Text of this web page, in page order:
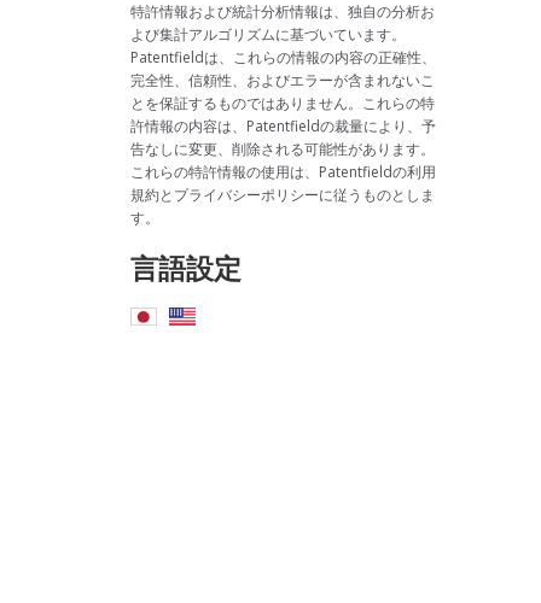
特許情報および統計分析情報は、独自の分析お
よび集計アルゴリズムに基づいています。
Patentfieldは、これらの情報の内容の正確性、
完全性、信頼性、およびエラーが含まれないこ
とを保証するものではありません。これらの特
許情報の内容は、Patentfieldの裁量により、予
告なしに変更、削除される可能性があります。
これらの特許情報の使用は、Patentfieldの利用
規約とプライバシーポリシーに従うものとしま
す。
言語設定